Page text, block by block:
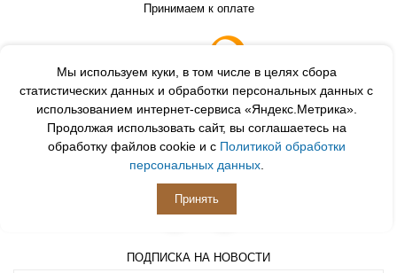
Мы используем куки, в том числе в целях сбора
статистических данных и обработки персональных данных с
использованием интернет-сервиса «Яндекс.Метрика».
Продолжая использовать сайт, вы соглашаетесь на
обработку файлов cookie и с Политикой обработки
персональных данных.
Принять
Принимаем к оплате
ПОДПИСКА НА НОВОСТИ